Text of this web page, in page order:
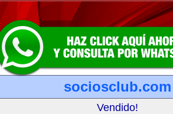
sociosclub.com
Vendido!